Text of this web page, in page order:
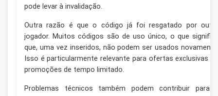
pode levar à invalidação.
Outra razão é que o código já foi resgatado por
jogador. Muitos códigos são de uso único, o que
que, uma vez inseridos, não podem ser usados
Isso é particularmente relevante para ofertas exclusivas
promoções de tempo limitado.
Problemas técnicos também podem contribuir para